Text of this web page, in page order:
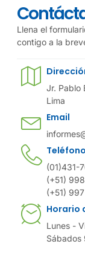
Llena el
contigo a la
Jr. Pablo
Lima
Email
(01)431-
(+51)
(+51)
Horario
Lunes -
Sábados